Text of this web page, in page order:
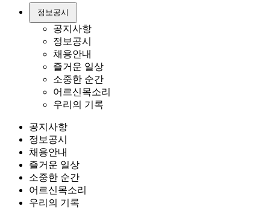
정보공시
공지사항
정보공시
채용안내
즐거운 일상
소중한 순간
어르신목소리
우리의 기록
공지사항
정보공시
채용안내
즐거운 일상
소중한 순간
어르신목소리
우리의 기록